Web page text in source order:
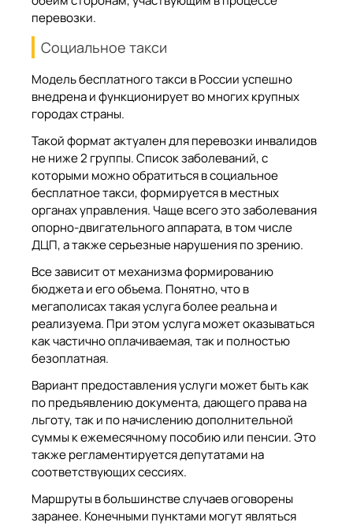
перевозки.
Социальное такси
Модель бесплатного такси в России успешно
внедрена и функционирует во многих крупных
городах страны.
Такой формат актуален для перевозки инвалидов
не ниже 2 группы. Список заболеваний, с
которыми можно обратиться в социальное
бесплатное такси, формируется в местных
органах управления. Чаще всего это заболевания
опорно-двигательного аппарата, в том числе
ДЦП, а также серьезные нарушения по зрению.
Все зависит от механизма формированию
бюджета и его объема. Понятно, что в
мегаполисах такая услуга более реальна и
реализуема. При этом услуга может оказываться
как частично оплачиваемая, так и полностью
безоплатная.
Вариант предоставления услуги может быть как
по предъявлению документа, дающего права на
льготу, так и по начислению дополнительной
суммы к ежемесячному пособию или пенсии. Это
также регламентируется депутатами на
соответствующих сессиях.
Маршруты в большинстве случаев оговорены
заранее. Конечными пунктами могут являться